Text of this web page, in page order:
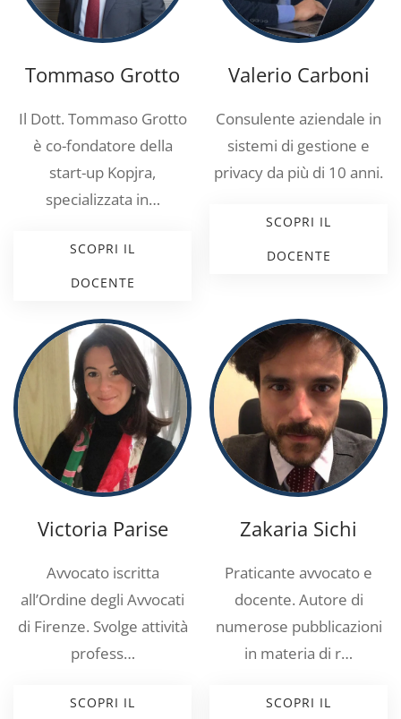
Tommaso Grotto
Il Dott. Tommaso Grotto
è co-fondatore della
start-up Kopjra,
specializzata in…
SCOPRI IL
DOCENTE
Valerio Carboni
Consulente aziendale in
sistemi di gestione e
privacy da più di 10 anni.
SCOPRI IL
DOCENTE
Victoria Parise
Avvocato iscritta
all’Ordine degli Avvocati
di Firenze. Svolge attività
profess…
SCOPRI IL
Zakaria Sichi
Praticante avvocato e
docente. Autore di
numerose pubblicazioni
in materia di r…
SCOPRI IL